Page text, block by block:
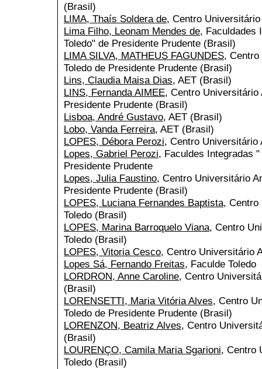
(Brasil)
LIMA, Thaís Soldera de, Centro
Lima Filho, Leonam Mendes de, Faculdades
Toledo" de Presidente Prudente (Brasil)
LIMA SILVA, MATHEUS FAGUNDES,
Toledo de Presidente Prudente (Brasil)
Lins, Claudia Maisa Dias, AET (Brasil)
LINS, Fernanda AIMEE, Centro Universitário
Presidente Prudente (Brasil)
Lisboa, André Gustavo, AET (Brasil)
Lobo, Vanda Ferreira, AET (Brasil)
LOPES, Débora Perozi, Centro Universitário
Lopes, Gabriel Perozi, Faculdes Integradas
Presidente Prudente
Lopes, Julia Faustino, Centro Universitário
Presidente Prudente (Brasil)
LOPES, Luciana Fernandes Baptista, Centro
Toledo (Brasil)
LOPES, Marina Barroquelo Viana, Centro
Toledo (Brasil)
LOPES, Vitoria Cesco, Centro Universitário
Lopes Sá, Fernando Freitas, Faculde Toledo
LORDRON, Anne Caroline, Centro
(Brasil)
LORENSETTI, Maria Vitória Alves, Centro
Toledo de Presidente Prudente (Brasil)
LORENZON, Beatriz Alves, Centro
(Brasil)
LOURENÇO, Camila Maria Sgarioni, Centro
Toledo (Brasil)